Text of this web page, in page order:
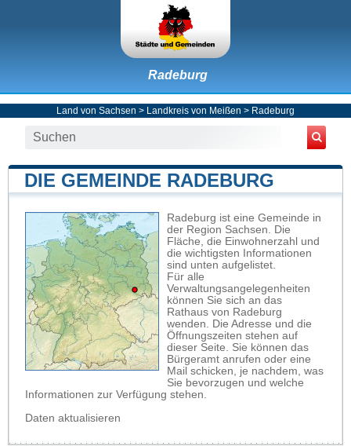
Radeburg
Land von Sachsen > Landkreis von Meißen > Radeburg
DIE GEMEINDE RADEBURG
Radeburg ist eine Gemeinde in
der Region Sachsen. Die
Fläche, die Einwohnerzahl und
die wichtigsten Informationen
sind unten aufgelistet.
Für alle
Verwaltungsangelegenheiten
können Sie sich an das
Rathaus von Radeburg
wenden. Die Adresse und die
Öffnungszeiten stehen auf
dieser Seite. Sie können das
Bürgeramt anrufen oder eine
Mail schicken, je nachdem, was
Sie bevorzugen und welche
Informationen zur Verfügung stehen.
Daten aktualisieren